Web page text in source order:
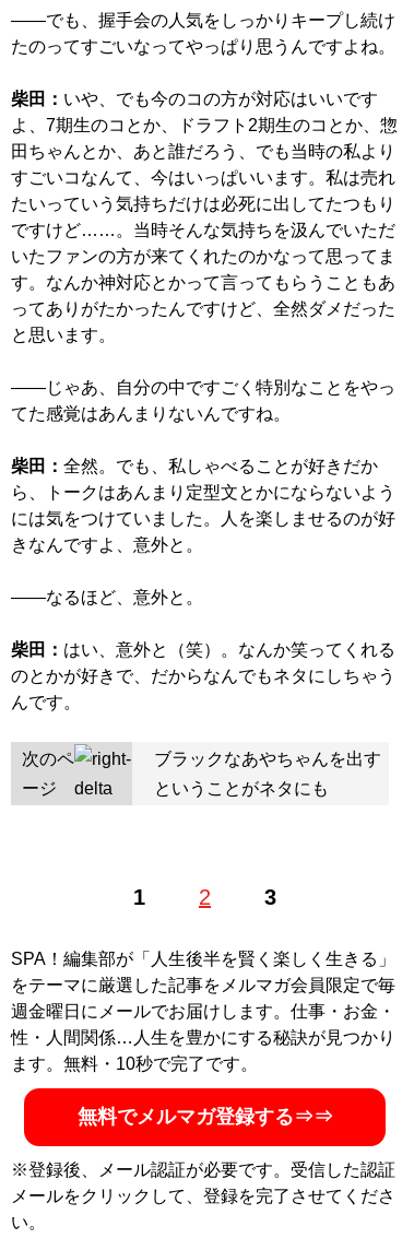
――でも、握手会の人気をしっかりキープし続け
たのってすごいなってやっぱり思うんですよね。
柴田： いや、でも今のコの方が対応はいいです
よ、7期生のコとか、ドラフト2期生のコとか、惣
田ちゃんとか、あと誰だろう、でも当時の私より
すごいコなんて、今はいっぱいいます。私は売れ
たいっていう気持ちだけは必死に出してたつもり
ですけど……。当時そんな気持ちを汲んでいただ
いたファンの方が来てくれたのかなって思ってま
す。なんか神対応とかって言ってもらうこともあ
ってありがたかったんですけど、全然ダメだった
と思います。
――じゃあ、自分の中ですごく特別なことをやっ
てた感覚はあんまりないんですね。
柴田： 全然。でも、私しゃべることが好きだか
ら、トークはあんまり定型文とかにならないよう
には気をつけていました。人を楽しませるのが好
きなんですよ、意外と。
――なるほど、意外と。
柴田： はい、意外と（笑）。なんか笑ってくれる
のとかが好きで、だからなんでもネタにしちゃう
んです。
次のペ
ージ
ブラックなあやちゃんを出す
ということがネタにも
1 2 3
SPA！編集部が「人生後半を賢く楽しく生きる」
をテーマに厳選した記事をメルマガ会員限定で毎
週金曜日にメールでお届けします。仕事・お金・
性・人間関係…人生を豊かにする秘訣が見つかり
ます。無料・10秒で完了です。
無料でメルマガ登録する⇒⇒
※登録後、メール認証が必要です。受信した認証
メールをクリックして、登録を完了させてくださ
い。